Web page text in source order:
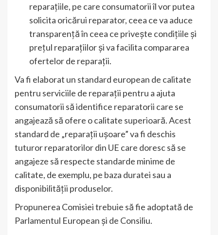
reparațiile, pe care consumatorii îl vor putea
solicita oricărui reparator, ceea ce va aduce
transparență în ceea ce privește condițiile și
prețul reparațiilor și va facilita compararea
ofertelor de reparații.
Va fi elaborat un standard european de calitate
pentru serviciile de reparații pentru a ajuta
consumatorii să identifice reparatorii care se
angajează să ofere o calitate superioară. Acest
standard de „reparații ușoare” va fi deschis
tuturor reparatorilor din UE care doresc să se
angajeze să respecte standarde minime de
calitate, de exemplu, pe baza duratei sau a
disponibilității produselor.
Propunerea Comisiei trebuie să fie adoptată de
Parlamentul European și de Consiliu.